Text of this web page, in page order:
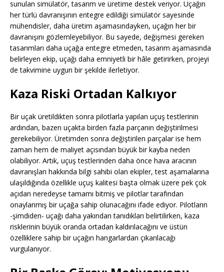
sunulan simülatör, tasarım ve üretime destek veriyor. Uçağın
her türlü davranışının entegre edildiği simülatör sayesinde
mühendisler, daha üretim aşamasındayken, uçağın her bir
davranışını gözlemleyebiliyor. Bu sayede, değişmesi gereken
tasarımları daha uçağa entegre etmeden, tasarım aşamasında
belirleyen ekip, uçağı daha emniyetli bir hâle getirirken, projeyi
de takvimine uygun bir şekilde ilerletiyor.
Kaza Riski Ortadan Kalkıyor
Bir uçak üretildikten sonra pilotlarla yapılan uçuş testlerinin
ardından, bazen uçakta birden fazla parçanın değiştirilmesi
gerekebiliyor. Üretimden sonra değiştirilen parçalar ise hem
zaman hem de maliyet açısından büyük bir kayba neden
olabiliyor. Artık, uçuş testlerinden daha önce hava aracının
davranışları hakkında bilgi sahibi olan ekipler, test aşamalarına
ulaşıldığında özellikle uçuş kalitesi başta olmak üzere pek çok
açıdan neredeyse tamamı bitmiş ve pilotlar tarafından
onaylanmış bir uçağa sahip olunacağını ifade ediyor. Pilotların
-şimdiden- uçağı daha yakından tanıdıkları belirtilirken, kaza
risklerinin büyük oranda ortadan kaldırılacağını ve üstün
özelliklere sahip bir uçağın hangarlardan çıkarılacağı
vurgulanıyor.